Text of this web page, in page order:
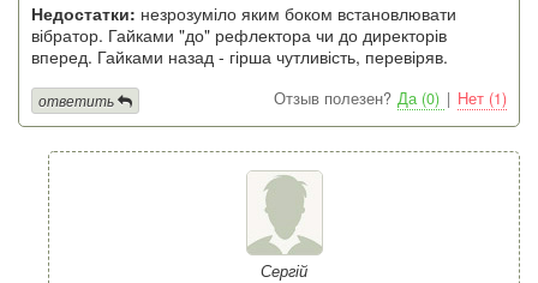
Недостатки: незрозуміло яким боком встановлювати
вібратор. Гайками "до" рефлектора чи до директорів
вперед. Гайками назад - гірша чутливість, перевіряв.
Отзыв полезен? Да (0) | Нет (1)
ответить
Сергій